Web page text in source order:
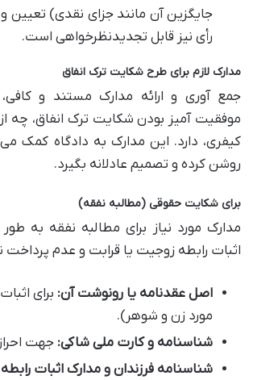
جایگزین آن مانند جزای نقدی) تعیین
رأی نیز قابل تجدیدنظرخواهی است.
مدارک لازم برای طرح شکایت ترک انفاق
جمع آوری و ارائه مدارک مستند و
موفقیت آمیز بودن شکایت ترک انفاق، چه
کیفری، دارد. این مدارک به دادگاه کمک می
روشن کرده و تصمیم عادلانه بگیرد.
برای شکایت حقوقی (مطالبه نفقه)
مدارک مورد نیاز برای مطالبه نفقه به
اثبات رابطه زوجیت یا قرابت و عدم پرداخت
اصل عقدنامه یا رونوشت آن: برای
مورد زن و شوهر).
شناسنامه و کارت ملی شاکی: جهت
شناسنامه فرزندان و مدارک اثبات